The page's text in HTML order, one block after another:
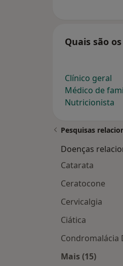
Quais são
Clínico geral
Médico de
Nutricionista
Pesquisas
Doenças
Catarata
Ceratocone
Cervicalgia
Ciática
Condromalácia
Mais (15)